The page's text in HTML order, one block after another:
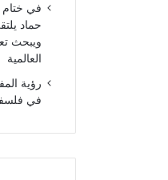
في ختام
حماد
ويبحث
العالمية
رؤية
في